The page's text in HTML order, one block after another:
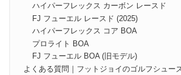
ハイパーフレックス カーボン レースド
FJ フューエル レースド (2025)
ハイパーフレックス コア BOA
プロライト BOA
FJ フューエル BOA (旧モデル)
よくある質問｜フットジョイのゴルフシュー